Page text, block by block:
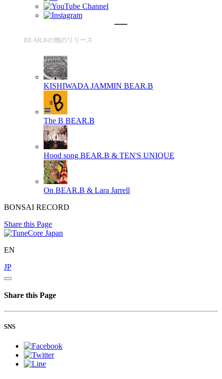
BEAR.Bの他のリリース
KISHIWADA JAMMIN BEAR.B
The B BEAR.B
Hood song BEAR.B & TEN'S UNIQUE
On BEAR.B & Lara Jarrell
BONSAI RECORD
Share this Page
EN
JP
Share this Page
SNS